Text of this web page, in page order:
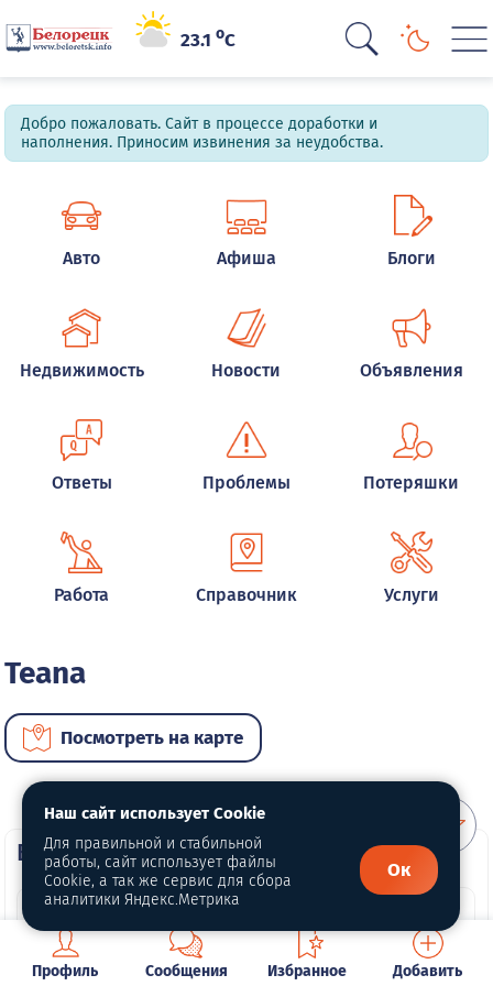
23.1oC
Добро пожаловать. Сайт в процессе доработки и
наполнения. Приносим извинения за неудобства.
Авто Афиша Блоги
Недвижимость Новости Объявления
Ответы Проблемы Потеряшки
Работа Справочник Услуги
Teana
Посмотреть на карте
ВИП автомобили
Профиль Сообщения Избранное Добавить
Наш сайт использует Cookie
Для правильной и стабильной
работы, сайт использует файлы
Cookie, а так же сервис для сбора
аналитики Яндекс.Метрика
Ок